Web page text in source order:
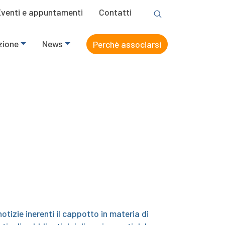
e appuntamenti Contatti
News Perchè associarsi
inerenti il cappotto in materia di